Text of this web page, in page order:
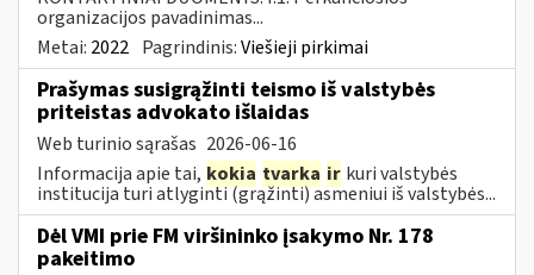
organizacijos pavadinimas...
Metai: 2022 Pagrindinis:Viešieji pirkimai
Prašymas susigrąžinti teismo iš valstybės
priteistas advokato išlaidas
Web turinio sąrašas 2026-06-16
Informacija apie tai, kokia tvarka ir kuri valstybės
institucija turi atlyginti (grąžinti) asmeniui iš valstybės...
Dėl VMI prie FM viršininko įsakymo Nr. 178
pakeitimo